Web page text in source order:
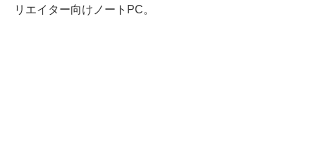
リエイター向けノートPC。